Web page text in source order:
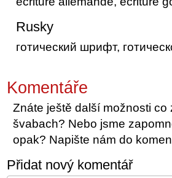
Rusky
готический шрифт,
Komentáře
Znáte ještě další možnosti co
švabach? Nebo jsme
opak? Napište nám do
Přidat nový komentář